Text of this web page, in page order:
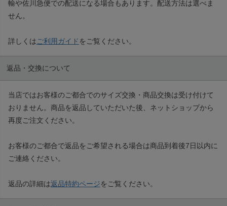
輸や佐川急便での配送になる場合もあります。配送方法は選べま
せん。
詳しくは ご利用ガイド をご覧ください。
返品・交換について
当店ではお客様のご都合でのサイズ交換・商品交換は受け付けて
おりません。商品を返品していただいた後、ネットショップから
再度ご注文ください。
お客様のご都合で返品をご希望される場合は商品到着後7日以内に
ご連絡ください。
返品の詳細は返品特約ページをご覧ください。